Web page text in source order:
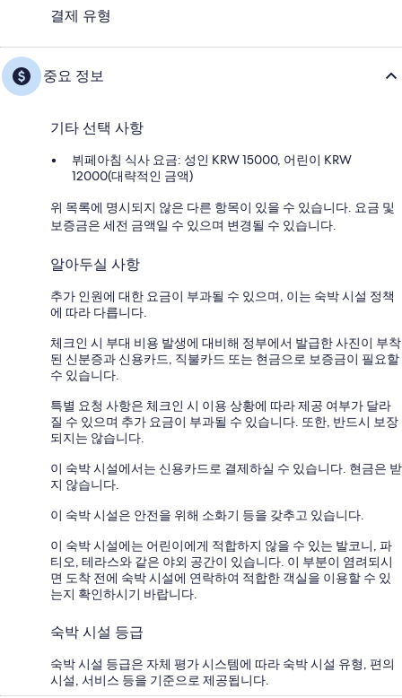
결제 유형
중요 정보
기타 선택 사항
뷔페아침 식사 요금: 성인 KRW 15000, 어린이 KRW
12000(대략적인 금액)
위 목록에 명시되지 않은 다른 항목이 있을 수 있습니다. 요금 및
보증금은 세전 금액일 수 있으며 변경될 수 있습니다.
알아두실 사항
추가 인원에 대한 요금이 부과될 수 있으며, 이는 숙박 시설 정책
에 따라 다릅니다.
체크인 시 부대 비용 발생에 대비해 정부에서 발급한 사진이 부착
된 신분증과 신용카드, 직불카드 또는 현금으로 보증금이 필요할
수 있습니다.
특별 요청 사항은 체크인 시 이용 상황에 따라 제공 여부가 달라
질 수 있으며 추가 요금이 부과될 수 있습니다. 또한, 반드시 보장
되지는 않습니다.
이 숙박 시설에서는 신용카드로 결제하실 수 있습니다. 현금은 받
지 않습니다.
이 숙박 시설은 안전을 위해 소화기 등을 갖추고 있습니다.
이 숙박 시설에는 어린이에게 적합하지 않을 수 있는 발코니, 파
티오, 테라스와 같은 야외 공간이 있습니다. 이 부분이 염려되시
면 도착 전에 숙박 시설에 연락하여 적합한 객실을 이용할 수 있
는지 확인하시기 바랍니다.
숙박 시설 등급
숙박 시설 등급은 자체 평가 시스템에 따라 숙박 시설 유형, 편의
시설, 서비스 등을 기준으로 제공됩니다.